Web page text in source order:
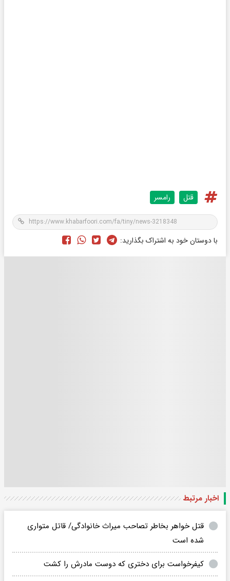
قتل رامسر
با دوستان خود به اشتراک بگذارید:
اخبار مرتبط
قتل خواهر بخاطر تصاحب میراث خانوادگی/ قاتل متواری
شده است
کیفرخواست برای دختری که دوست مادرش را کشت